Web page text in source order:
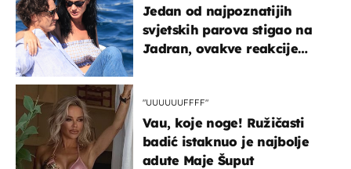
Jedan od najpoznatijih
svjetskih parova stigao na
Jadran, ovakve reakcije
"UUUUUUFFFF"
Vau, koje noge! Ružičasti
badić istaknuo je najbolje
adute Maje Šuput